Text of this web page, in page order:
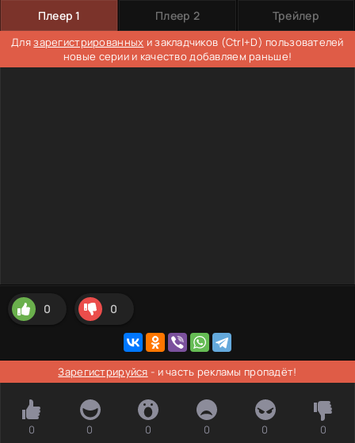
Плеер 1 Плеер 2 Трейлер
Длязарегистрированных и закладчиков (Ctrl+D) пользователей
новые серии и качество добавляем раньше!
0 0
Зарегистрируйся - и часть рекламы пропадёт!
0 0 0 0 0 0